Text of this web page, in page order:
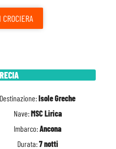
CROCIERA
Destinazione:Isole Greche
Nave:MSC Lirica
Imbarco:Ancona
Durata:7 notti